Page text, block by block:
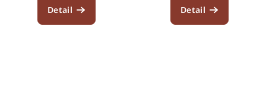
Detail Detail